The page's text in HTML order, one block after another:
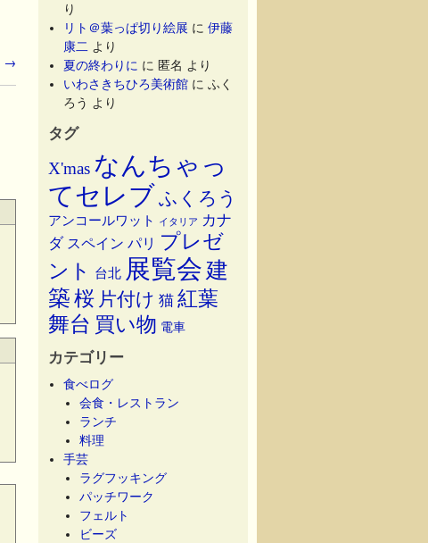
→
り
リト＠葉っぱ切り絵展 に伊藤
康二 より
夏の終わりに に匿名 より
いわさきちひろ美術館 にふく
ろう より
タグ
X'mas なんちゃっ
てセレブ ふくろう
アンコールワット イタリア
カナ
ダ スペイン パリ プレゼ
ント
台北 展覧会 建
築桜 片付け 猫 紅葉
舞台 買い物 電車
カテゴリー
食べログ
会食・レストラン
ランチ
料理
手芸
ラグフッキング
パッチワーク
フェルト
ビーズ